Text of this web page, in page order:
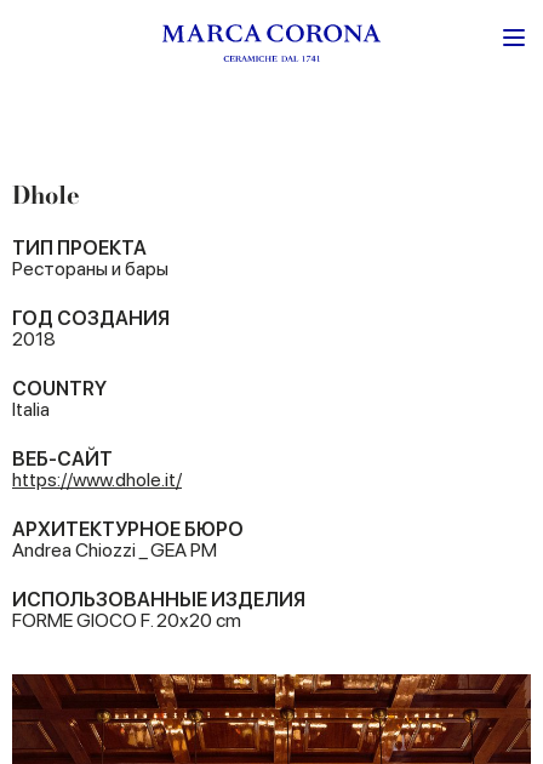
Dhole
ТИП ПРОЕКТА
Рестораны и бары
ГОД СОЗДАНИЯ
2018
COUNTRY
Italia
ВЕБ-САЙТ
https://www.dhole.it/
АРХИТЕКТУРНОЕ БЮРО
Andrea Chiozzi _ GEA PM
ИСПОЛЬЗОВАННЫЕ ИЗДЕЛИЯ
FORME GIOCO F. 20x20 cm